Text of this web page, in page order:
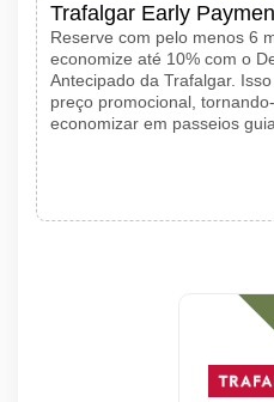
Trafalgar Early
Reserve com pelo menos 6
economize até 10% com o
Antecipado da Trafalgar.
preço promocional,
economizar em passeios